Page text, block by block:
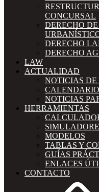
CONCURSAL
DERECHO
DERECHO
DERECHO
LAW
ACTUALIDAD
NOTICIAS
CALENDARIO
NOTICIAS
HERRAMIENTAS
MODELOS
TABLAS Y
GUÍAS
ENLACES
CONTACTO